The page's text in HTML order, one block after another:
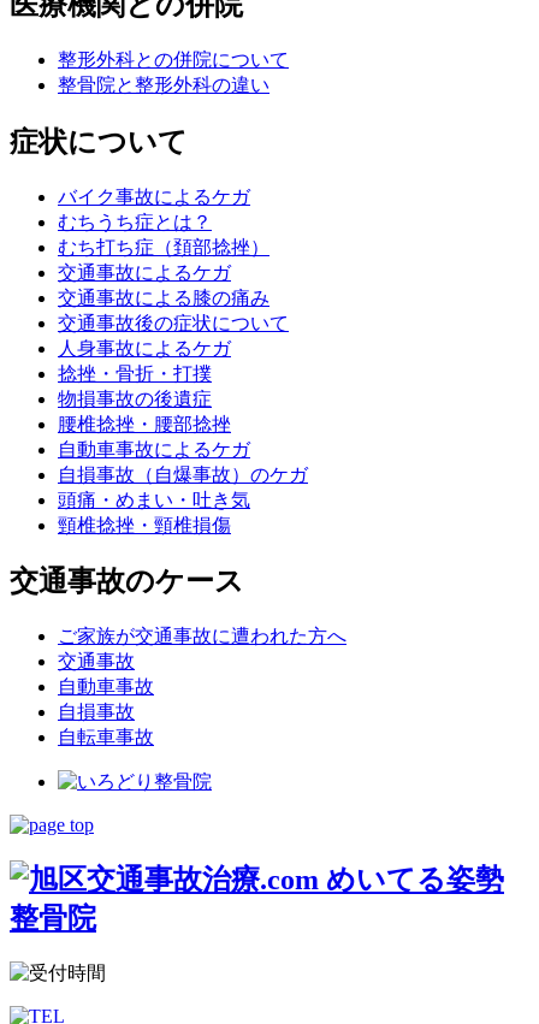
整形外科との併院について
整骨院と整形外科の違い
症状について
バイク事故によるケガ
むちうち症とは？
むち打ち症（頚部捻挫）
交通事故によるケガ
交通事故による膝の痛み
交通事故後の症状について
人身事故によるケガ
捻挫・骨折・打撲
物損事故の後遺症
腰椎捻挫・腰部捻挫
自動車事故によるケガ
自損事故（自爆事故）のケガ
頭痛・めまい・吐き気
頸椎捻挫・頸椎損傷
交通事故のケース
ご家族が交通事故に遭われた方へ
交通事故
自動車事故
自損事故
自転車事故